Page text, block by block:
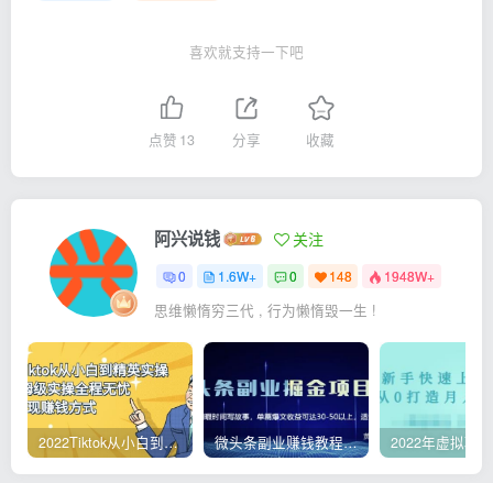
喜欢就支持一下吧
点赞 13 分享 收藏
阿兴说钱 关注
0 1.6W+ 0 148 1948W+
思维懒惰穷三代 , 行为懒惰毁一生 !
2022Tiktok从小白到精英实操，0-1保姆级实操全程无忧，多种变现赚钱方式 微头条副业赚钱教程，项目单号单天做到50-100+收益